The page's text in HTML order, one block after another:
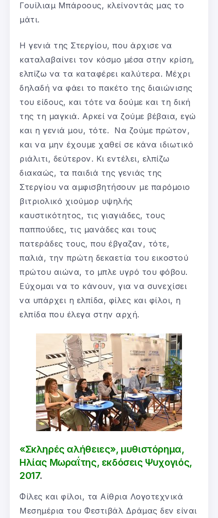
Γουίλιαμ Μπάροους, κλείνοντάς μας το
μάτι.
Η γενιά της Στεργίου, που άρχισε να
καταλαβαίνει τον κόσμο μέσα στην κρίση,
ελπίζω να τα καταφέρει καλύτερα. Μέχρι
δηλαδή να φάει το πακέτο της διαιώνισης
του είδους, και τότε να δούμε και τη δική
της τη μαγκιά. Αρκεί να ζούμε βέβαια, εγώ
και η γενιά μου, τότε. Να ζούμε πρώτον,
και να μην έχουμε χαθεί σε κάνα ιδιωτικό
ριάλιτι, δεύτερον. Κι εντέλει, ελπίζω
διακαώς, τα παιδιά της γενιάς της
Στεργίου να αμφισβητήσουν με παρόμοιο
βιτριολικό χιούμορ υψηλής
καυστικότητος, τις γιαγιάδες, τους
παππούδες, τις μανάδες και τους
πατεράδες τους, που έβγαζαν, τότε,
παλιά, την πρώτη δεκαετία του εικοστού
πρώτου αιώνα, το μπλε υγρό του φόβου.
Εύχομαι να το κάνουν, για να συνεχίσει
να υπάρχει η ελπίδα, φίλες και φίλοι, η
ελπίδα που έλεγα στην αρχή.
«Σκληρές αλήθειες», μυθιστόρημα,
Ηλίας Μωραΐτης, εκδόσεις Ψυχογιός,
2017.
Φίλες και φίλοι, τα Αίθρια Λογοτεχνικά
Μεσημέρια του Φεστιβάλ Δράμας δεν είναι